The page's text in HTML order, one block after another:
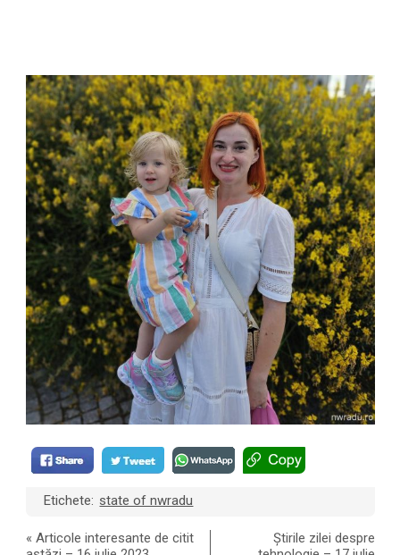
Etichete: state of nwradu
«Articole interesante de citit
Știrile zilei despre